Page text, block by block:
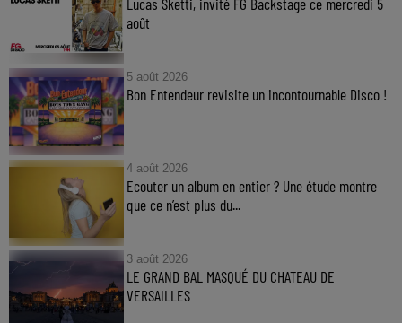
août
5 août 2026
Bon Entendeur revisite un incontournable Disco !
4 août 2026
Ecouter un album en entier ? Une étude montre
que ce n’est plus du...
3 août 2026
LE GRAND BAL MASQUÉ DU CHATEAU DE
VERSAILLES